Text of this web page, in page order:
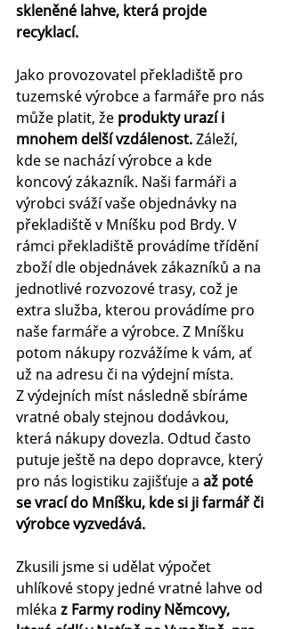
skleněné lahve, která projde
recyklací.
Jako provozovatel překladiště pro
tuzemské výrobce a farmáře pro nás
může platit, že produkty urazí i
mnohem delší vzdálenost. Záleží,
kde se nachází výrobce a kde
koncový zákazník. Naši farmáři a
výrobci sváží vaše objednávky na
překladiště v Mníšku pod Brdy. V
rámci překladiště provádíme třídění
zboží dle objednávek zákazníků a na
jednotlivé rozvozové trasy, což je
extra služba, kterou provádíme pro
naše farmáře a výrobce. Z Mníšku
potom nákupy rozvážíme k vám, ať
už na adresu či na výdejní místa.
Z výdejních míst následně sbíráme
vratné obaly stejnou dodávkou,
která nákupy dovezla. Odtud často
putuje ještě na depo dopravce, který
pro nás logistiku zajišťuje a až poté
se vrací do Mníšku, kde si ji farmář či
výrobce vyzvedává.
Zkusili jsme si udělat výpočet
uhlíkové stopy jedné vratné lahve od
mléka z Farmy rodiny Němcovy,